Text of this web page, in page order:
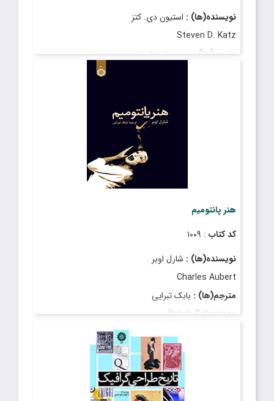
نویسنده(ها) : استیون دی. کتز
Steven D. Katz
مترجم(ها) :مجید شیخ انصاری
: شهریور ۱۴۰۲
هنر پانتومیم
کد کتاب : ۱۰۰۹
نویسنده(ها) : شارل اوبر
Charles Aubert
مترجم(ها) : بابک تبرایى
Babak Tabarraee
: شهریور ۱۴۰۳